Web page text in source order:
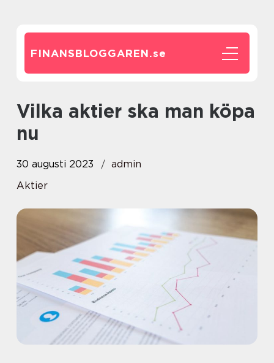
FINANSBLOGGAREN.se
Vilka aktier ska man köpa
nu
30 augusti 2023
admin
Aktier